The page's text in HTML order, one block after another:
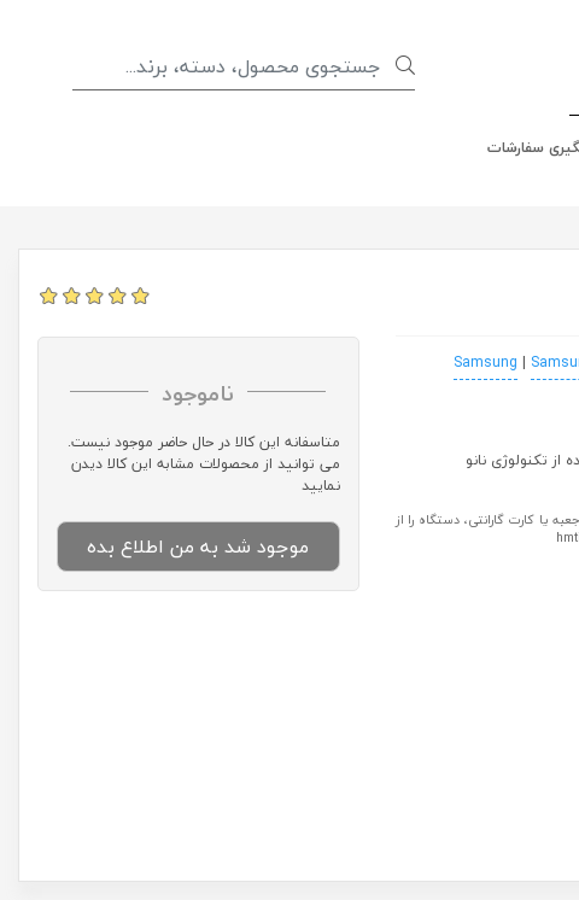
سفارشات
|
کارت گارانتی، دستگاه را از
ناموجود
متاسفانه این کالا در حال حاضر موجود نیست.
می توانید از محصولات مشابه این کالا دیدن
نمایید
موجود شد به من اطلاع بده